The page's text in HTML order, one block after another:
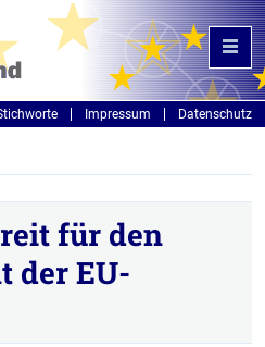
Impressum Datenschutz
für den
der EU-